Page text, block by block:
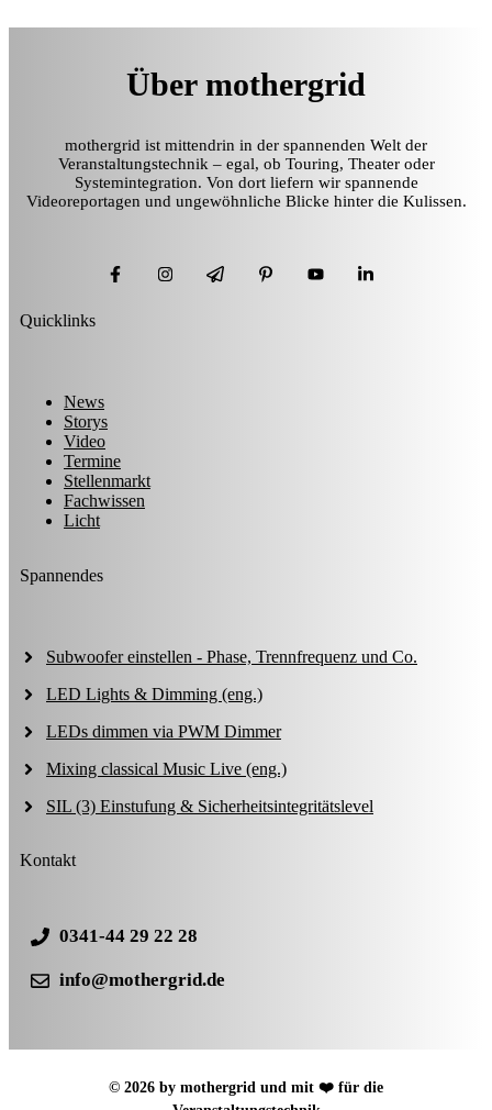
Über mothergrid
mothergrid ist mittendrin in der spannenden Welt der
Veranstaltungstechnik – egal, ob Touring, Theater oder
Systemintegration. Von dort liefern wir spannende
Videoreportagen und ungewöhnliche Blicke hinter die Kulissen.
Quicklinks
News
Storys
Video
Termine
Stellenmarkt
Fachwissen
Licht
Spannendes
Subwoofer einstellen - Phase, Trennfrequenz und Co.
LED Lights & Dimming (eng.)
LEDs dimmen via PWM Dimmer
Mixing classical Music Live (eng.)
SIL (3) Einstufung & Sicherheitsintegritätslevel
Kontakt
0341-44 29 22 28
info@mothergrid.de
© 2026 by mothergrid und mit ❤️ für die